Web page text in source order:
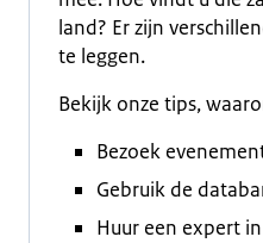
land? Er zijn
te leggen.
Bekijk onze tips,
Bezoek
Gebruik de
Huur een expert